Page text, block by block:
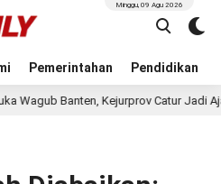
Pemerintahan Pendidikan
Minggu, 09 Agu 2026
Kejurprov Catur Jadi Ajang Cetak